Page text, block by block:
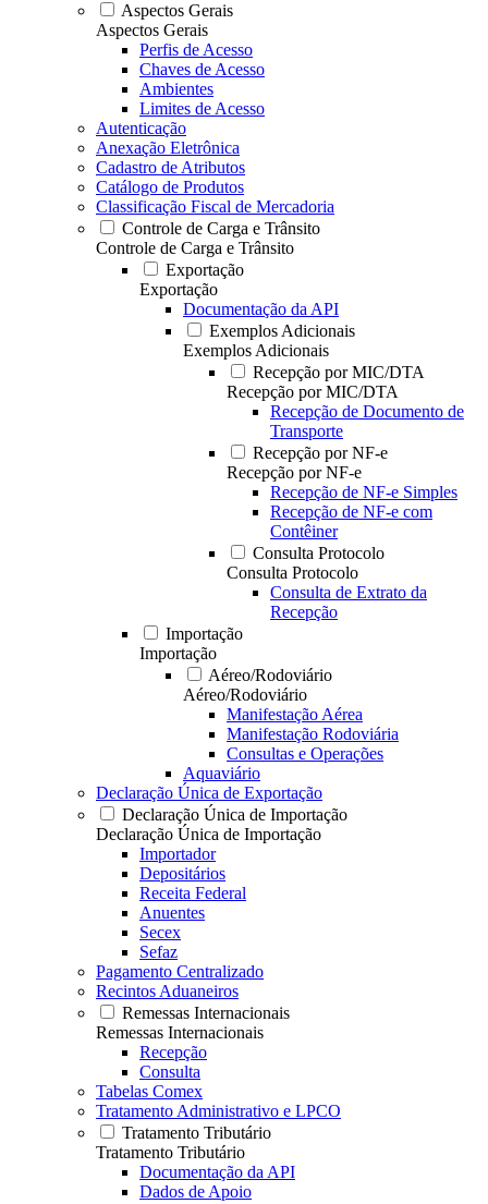
Aspectos Gerais
Aspectos Gerais
Perfis de Acesso
Chaves de Acesso
Ambientes
Limites de Acesso
Autenticação
Anexação Eletrônica
Cadastro de Atributos
Catálogo de Produtos
Classificação Fiscal de Mercadoria
Controle de Carga e Trânsito
Controle de Carga e Trânsito
Exportação
Exportação
Documentação da API
Exemplos Adicionais
Exemplos Adicionais
Recepção por MIC/DTA
Recepção por MIC/DTA
Recepção de Documento de
Transporte
Recepção por NF-e
Recepção por NF-e
Recepção de NF-e Simples
Recepção de NF-e com
Contêiner
Consulta Protocolo
Consulta Protocolo
Consulta de Extrato da
Recepção
Importação
Importação
Aéreo/Rodoviário
Aéreo/Rodoviário
Manifestação Aérea
Manifestação Rodoviária
Consultas e Operações
Aquaviário
Declaração Única de Exportação
Declaração Única de Importação
Declaração Única de Importação
Importador
Depositários
Receita Federal
Anuentes
Secex
Sefaz
Pagamento Centralizado
Recintos Aduaneiros
Remessas Internacionais
Remessas Internacionais
Recepção
Consulta
Tabelas Comex
Tratamento Administrativo e LPCO
Tratamento Tributário
Tratamento Tributário
Documentação da API
Dados de Apoio